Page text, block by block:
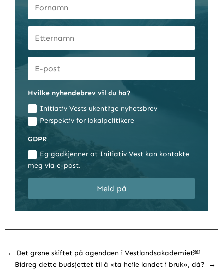
Hvilke nyhendebrev vil du ha?
Initiativ Vests ukentlige nyhetsbrev
Perspektiv for lokalpolitikere
GDPR
Eg godkjenner at Initiativ Vest kan kontakte
meg via e-post.
Meld på
← Det grøne skiftet på agendaen i Vestlandsakademiet￼
Bidreg dette budsjettet til å «ta heile landet i bruk», då?
→